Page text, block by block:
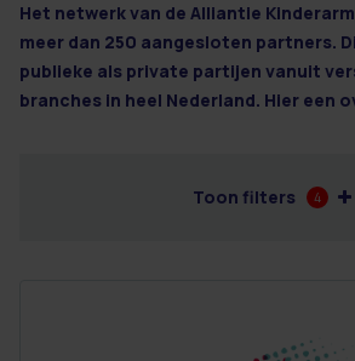
Het netwerk van de Alliantie
meer dan 250 aangesloten partners.
publieke als private partijen vanuit
branches in heel Nederland. Hier een
Toon filters 4